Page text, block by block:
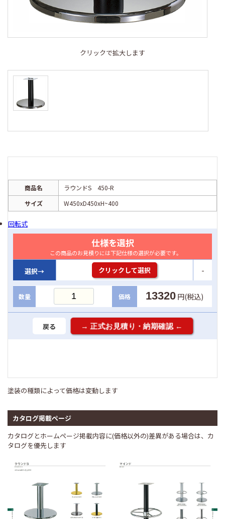
クリックで拡大します
商品名
ラウンドS 450-R
サイズ
W450xD450xH~400
回転式
仕様を選択
この商品のお見積りには下記仕様の選択が必要です。
選択→ クリックして選択 -
数量 価格 13320 円(税込)
戻る
塗装の種類によって価格は変動します
カタログ掲載ページ
カタログとホームページ掲載内容に(価格以外の)差異がある場合は、カ
タログを優先します